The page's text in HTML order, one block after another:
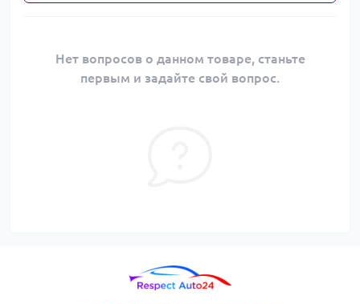
Нет вопросов о данном товаре, станьте
первым и задайте свой вопрос.